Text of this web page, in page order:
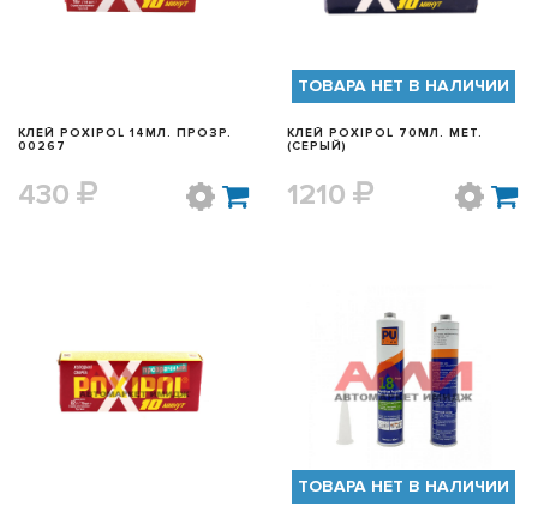
КЛЕЙ POXIPOL 14МЛ. ПРОЗР.
00267
430
ТОВАРА НЕТ В НАЛИЧИИ
КЛЕЙ POXIPOL 70МЛ. МЕТ.
(СЕРЫЙ)
1210
БЫСТРЫЙ ПРОСМОТР БЫСТРЫЙ ПРОСМОТР
ТОВАРА НЕТ В НАЛИЧИИ